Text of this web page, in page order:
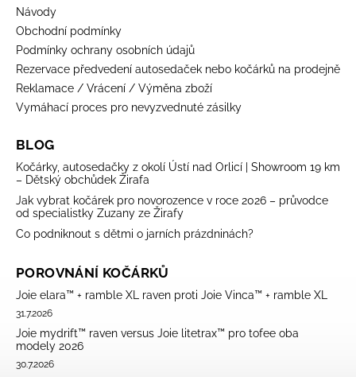
Návody
Obchodní podmínky
Podmínky ochrany osobních údajů
Rezervace předvedení autosedaček nebo kočárků na prodejně
Reklamace / Vrácení / Výměna zboží
Vymáhací proces pro nevyzvednuté zásilky
BLOG
Kočárky, autosedačky z okolí Ústí nad Orlicí | Showroom 19 km
– Dětský obchůdek Žirafa
Jak vybrat kočárek pro novorozence v roce 2026 – průvodce
od specialistky Zuzany ze Žirafy
Co podniknout s dětmi o jarních prázdninách?
POROVNÁNÍ KOČÁRKŮ
Joie elara™ + ramble XL raven proti Joie Vinca™ + ramble XL
31.7.2026
Joie mydrift™ raven versus Joie litetrax™ pro tofee oba
modely 2026
30.7.2026